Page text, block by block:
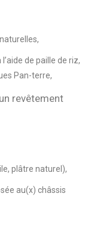
de paille de riz,
Pan-terre,
revêtement
plâtre naturel),
au(x) châssis